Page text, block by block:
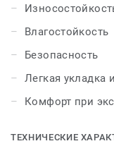
даже в детских
красоту камня,
частью интерьера.
покрытие легко и
Для того, чтобы
создать
Влагостойкость
Безопасность
Легкая укладка
Комфорт при
ТЕХНИЧЕСКИЕ